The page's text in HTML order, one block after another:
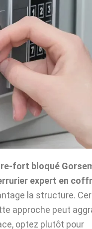
fort bloqué
expert en
la structure.
approche peut
optez plutôt pour